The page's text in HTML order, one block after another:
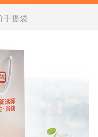
手提袋